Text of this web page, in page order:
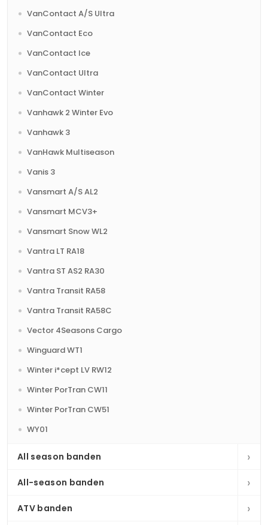
VanContact A/S Ultra
VanContact Eco
VanContact Ice
VanContact Ultra
VanContact Winter
Vanhawk 2 Winter Evo
Vanhawk 3
VanHawk Multiseason
Vanis 3
Vansmart A/S AL2
Vansmart MCV3+
Vansmart Snow WL2
Vantra LT RA18
Vantra ST AS2 RA30
Vantra Transit RA58
Vantra Transit RA58C
Vector 4Seasons Cargo
Winguard WT1
Winter i*cept LV RW12
Winter PorTran CW11
Winter PorTran CW51
WY01
All season banden ›
All-season banden ›
ATV banden ›